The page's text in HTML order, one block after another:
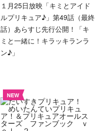
１月25日放映「キミとアイド
ルプリキュア♪」第49話（最終
話）あらすじ先行公開！「キ
ミと一緒に！キラッキランラ
ン♪」
NEW